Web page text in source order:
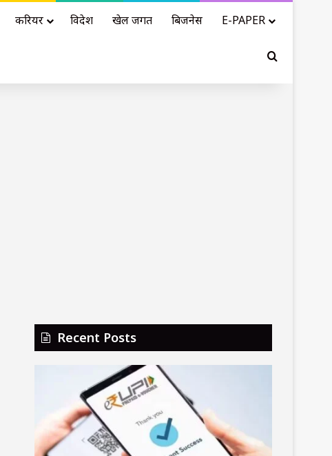
करियर विदेश खेल जगत बिजनेस E-PAPER
Search for
Recent Posts